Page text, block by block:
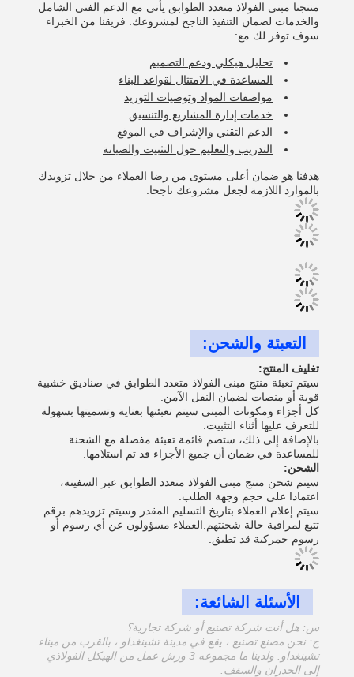
منتجنا مبنى الفولاذ متعدد الطوابق يأتي مع الدعم الفني الشامل
والخدمات لضمان التنفيذ الناجح لمشروعك. فريقنا من الخبراء
سوف توفر لك مع:
تحليل هيكلي ودعم التصميم
المساعدة في الامتثال لقواعد البناء
مواصفات المواد وتوصيات التوريد
خدمات إدارة المشاريع والتنسيق
الدعم التقني والإشراف في الموقع
التدريب والتعليم حول التثبيت والصيانة
هدفنا هو ضمان أعلى مستوى من رضا العملاء من خلال تزويدك
بالموارد اللازمة لجعل مشروعك ناجحا.
التعبئة والشحن:
تغليف المنتج:
سيتم تعبئة منتج مبنى الفولاذ متعدد الطوابق في صناديق خشبية
قوية أو منصات لضمان النقل الآمن.
كل أجزاء ومكونات المبنى سيتم تعبئتها بعناية وتسميتها بسهولة
للتعرف عليها أثناء التثبيت.
بالإضافة إلى ذلك، ستضم قائمة تعبئة مفصلة مع الشحنة
للمساعدة في ضمان أن جميع الأجزاء قد تم استلامها.
الشحن:
سيتم شحن منتج مبنى الفولاذ متعدد الطوابق عبر السفينة،
اعتمادا على حجم وجهة الطلب.
سيتم إعلام العملاء بتاريخ التسليم المقدر وسيتم تزويدهم برقم
تتبع لمراقبة حالة شحنتهم.العملاء مسؤولون عن أي رسوم أو
رسوم جمركية قد تطبق.
الأسئلة الشائعة:
س: هل أنت شركة تصنيع أو شركة تجارية؟
ج: نحن مصنع تصنيع ، يقع في مدينة تشينغداو ، بالقرب من ميناء
تشينغداو. ولدينا ما مجموعه 3 ورش عمل من الهيكل الفولاذي
إلى الجدران والسقف.